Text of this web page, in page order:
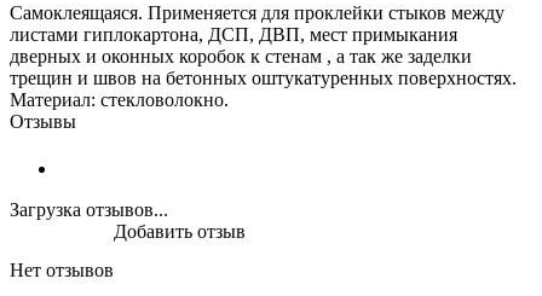
Самоклеящаяся. Применяется для проклейки стыков между
листами гиплокартона, ДСП, ДВП, мест примыкания
дверных и оконных коробок к стенам , а так же заделки
трещин и швов на бетонных оштукатуренных поверхностях.
Материал: стекловолокно.
Отзывы
Загрузка отзывов...
Нет отзывов
Добавить отзыв